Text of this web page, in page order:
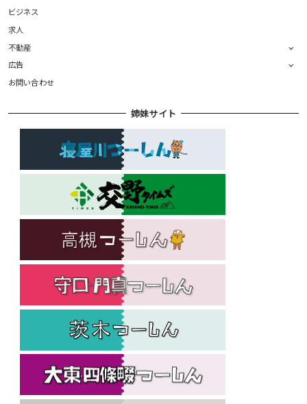
ビジネス
求人
不動産
広告
お問い合わせ
姉妹サイト